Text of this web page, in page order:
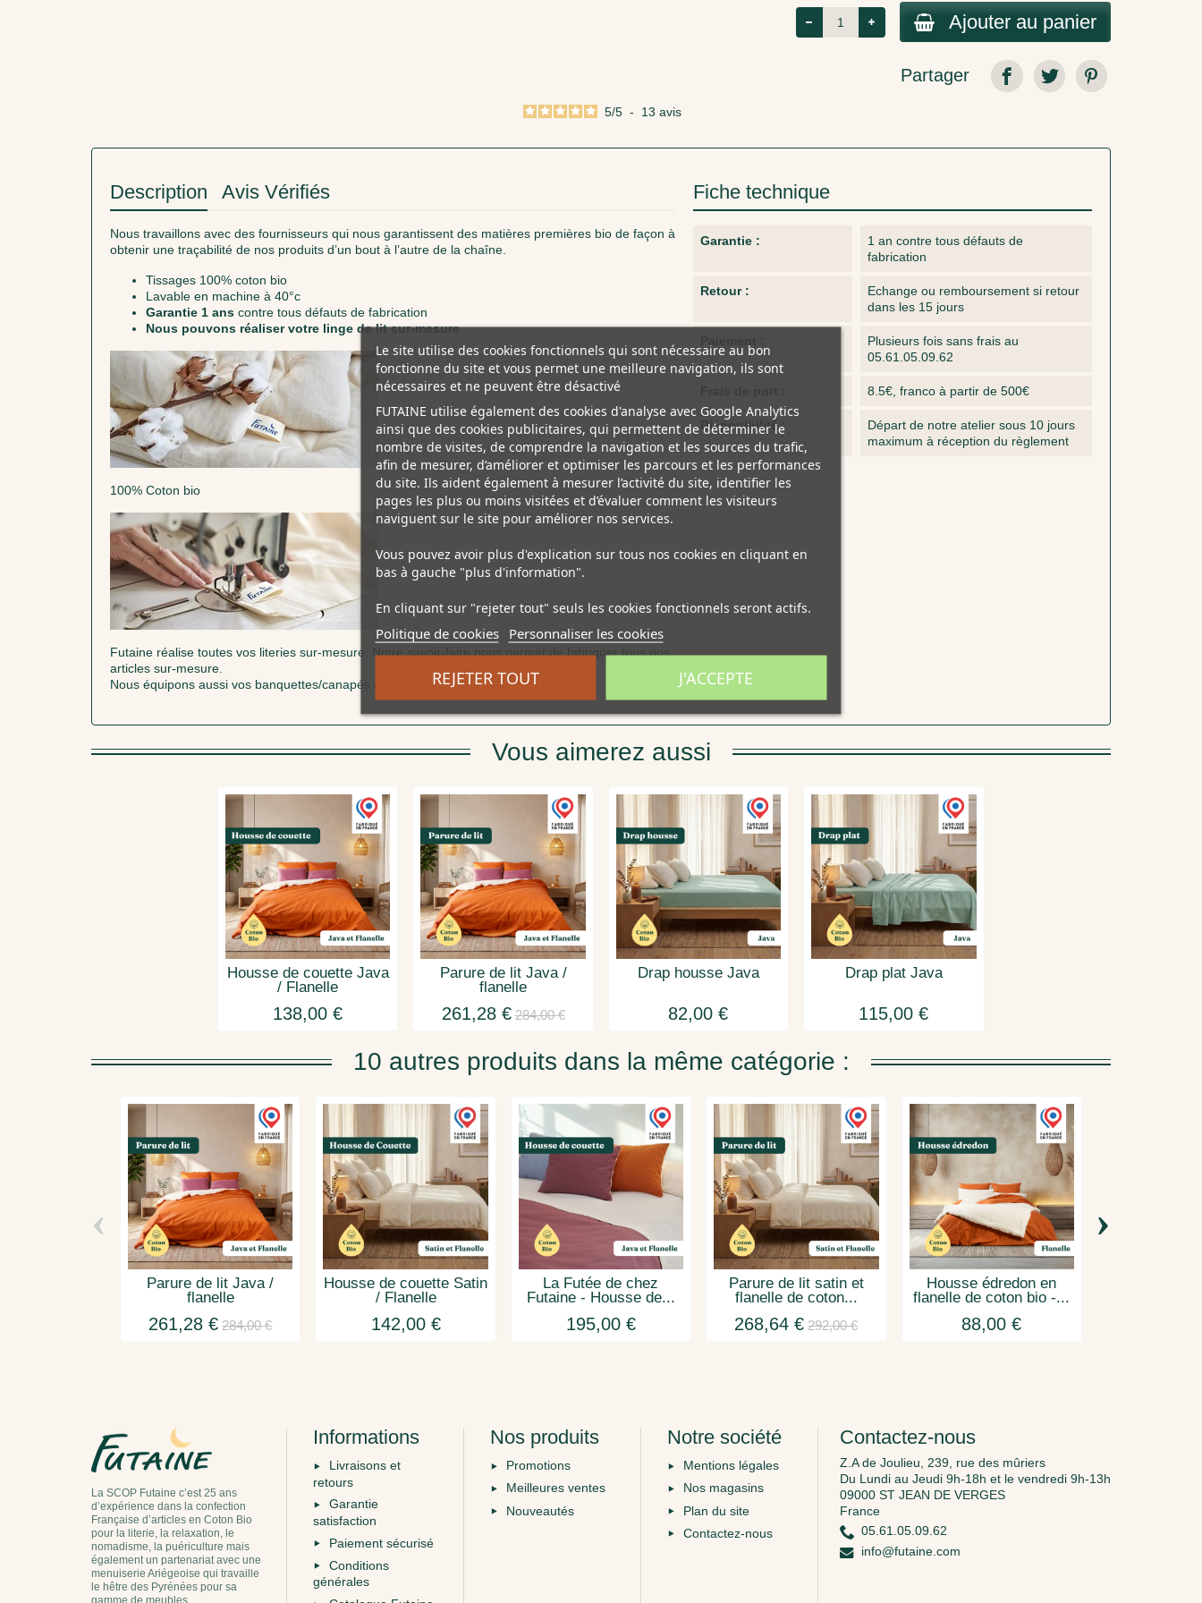
Ajouter au panier
Partager
5/5 - 13avis
Description Avis Vérifiés
Nous travaillons avec des fournisseurs qui nous garantissent des matières premières bio de façon à
obtenir une traçabilité de nos produits d’un bout à l’autre de la chaîne.
Tissages 100% coton bio
Lavable en machine à 40°c
Garantie 1 ans contre tous défauts de fabrication
Nous pouvons réaliser votre linge de lit sur-mesure
100% Coton bio
Futaine réalise toutes vos literies sur-mesure. Notre savoir-faire nous permet de fabriquer tous nos
articles sur-mesure.
Nous équipons aussi vos banquettes/canapés et fauteuils en coussins et housses.
Fiche technique
Garantie :
1 an contre tous défauts de
fabrication
Retour :
Echange ou remboursement si retour
dans les 15 jours
Plusieurs fois sans frais au
05.61.05.09.62
8.5€, franco à partir de 500€
Disponibilité :
Départ de notre atelier sous 10 jours
maximum à réception du règlement
Vous aimerez aussi
Housse de couette Java
/ Flanelle
138,00 €
Parure de lit Java /
flanelle
261,28 € 284,00 €
Drap housse Java
82,00 €
Drap plat Java
115,00 €
10 autres produits dans la même catégorie :
Parure de lit Java /
flanelle
261,28 € 284,00 €
Housse de couette Satin
/ Flanelle
142,00 €
La Futée de chez
Futaine - Housse de...
195,00 €
Parure de lit satin et
flanelle de coton...
268,64 € 292,00 €
Housse édredon en
flanelle de coton bio -...
88,00 €
‹ ›
La SCOP Futaine c’est 25 ans
d’expérience dans la confection
Française d’articles en Coton Bio
pour la literie, la relaxation, le
nomadisme, la puériculture mais
également un partenariat avec une
menuiserie Ariégeoise qui travaille
le hêtre des Pyrénées pour sa
gamme de meubles
Informations
Livraisons et
retours
Garantie
satisfaction
Paiement sécurisé
Conditions
générales
Nos produits
Promotions
Meilleures ventes
Nouveautés
Notre société
Mentions légales
Nos magasins
Plan du site
Contactez-nous
Contactez-nous
Z.A de Joulieu, 239, rue des mûriers
Du Lundi au Jeudi 9h-18h et le vendredi 9h-13h
09000 ST JEAN DE VERGES
France
05.61.05.09.62
info@futaine.com
Le site utilise des cookies fonctionnels qui sont nécessaire au bon
fonctionne du site et vous permet une meilleure navigation, ils sont
nécessaires et ne peuvent être désactivé
FUTAINE utilise également des cookies d'analyse avec Google Analytics
ainsi que des cookies publicitaires, qui permettent de déterminer le
nombre de visites, de comprendre la navigation et les sources du trafic,
afin de mesurer, d’améliorer et optimiser les parcours et les performances
du site. Ils aident également à mesurer l’activité du site, identifier les
pages les plus ou moins visitées et d’évaluer comment les visiteurs
naviguent sur le site pour améliorer nos services.
Vous pouvez avoir plus d'explication sur tous nos cookies en cliquant en
bas à gauche "plus d'information".
En cliquant sur "rejeter tout" seuls les cookies fonctionnels seront actifs.
Politique de cookies Personnaliser les cookies
REJETER TOUT J'ACCEPTE